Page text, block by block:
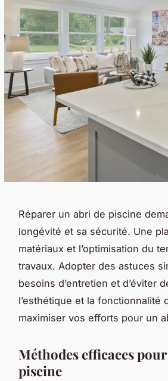
Réparer un abri de piscine
longévité et sa sécurité. Une
matériaux et l’optimisation du
travaux. Adopter des astuces
besoins d’entretien et d’éviter
l’esthétique et la
maximiser vos efforts pour un
Méthodes efficaces
piscine